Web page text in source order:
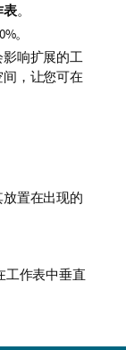
表。
。
响扩展的工
，让您可在
置在出现的
工作表中垂直